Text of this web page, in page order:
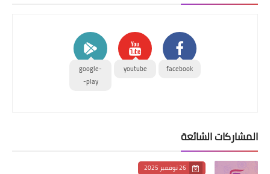
facebook
youtube
google-
play-
المشاركات الشائعة
26 نوفمبر 2025